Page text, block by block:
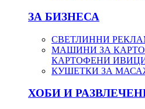
ЗА БИЗНЕСА
СВЕТЛИННИ
МАШИНИ ЗА
КАРТОФЕНИ
КУШЕТКИ ЗА
ХОБИ И